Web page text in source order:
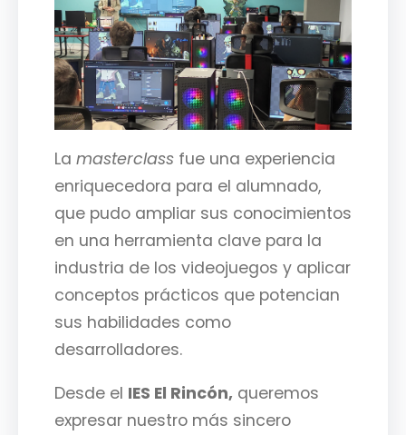
La masterclass fue una experiencia
enriquecedora para el alumnado,
que pudo ampliar sus conocimientos
en una herramienta clave para la
industria de los videojuegos y aplicar
conceptos prácticos que potencian
sus habilidades como
desarrolladores.
Desde el IES El Rincón, queremos
expresar nuestro más sincero